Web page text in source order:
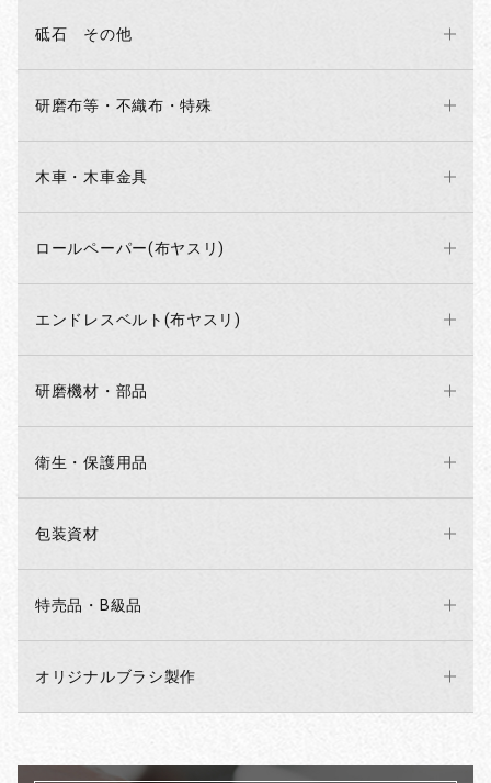
砥石 その他
研磨布等・不織布・特殊
木車・木車金具
ロールペーパー(布ヤスリ)
エンドレスベルト(布ヤスリ)
研磨機材・部品
衛生・保護用品
包装資材
特売品・B級品
オリジナルブラシ製作